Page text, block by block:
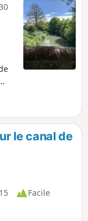
le canal de
Facile